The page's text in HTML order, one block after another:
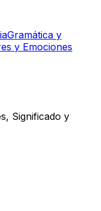
Gramática y
y Emociones
Significado y